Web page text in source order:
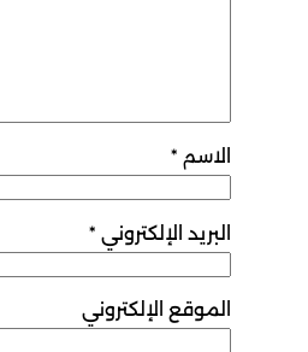
الاسم *
البريد الإلكتروني *
الموقع الإلكتروني